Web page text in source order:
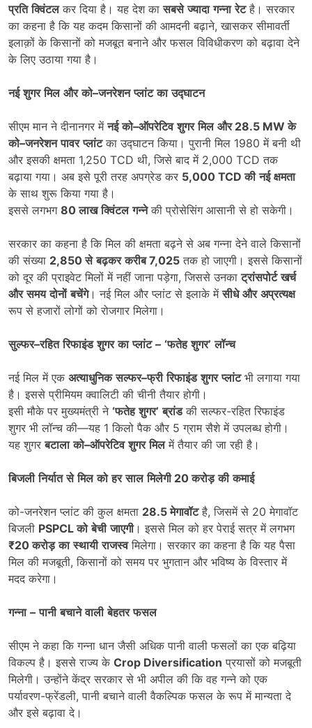
प्रति क्विंटलकर दिया है। यह देश कासबसे ज्यादा गन्ना रेटहै। सरकार
का कहना है कि यह कदम किसानों की आमदनी बढ़ाने, खासकर सीमावर्ती
इलाक़ों के किसानों को मजबूत बनाने और फसल विविधीकरण को बढ़ावा देने
के लिए उठाया गया है।
नई शुगर मिल और को–जनरेशन प्लांट का उद्घाटन
सीएम मान ने दीनानगर मेंनई को–ऑपरेटिव शुगर मिल और28.5 MWके
को–जनरेशन पावर प्लांटका उद्घाटन किया। पुरानी मिल 1980 में बनी थी
और इसकी क्षमता 1,250 TCD थी, जिसे बाद में 2,000 TCD तक
बढ़ाया गया। अब इसे पूरी तरह अपग्रेड कर 5,000 TCDकी नई क्षमता
के साथ शुरू किया गया है।
इससे लगभग 80लाख क्विंटल गन्नेकी प्रोसेसिंग आसानी से हो सकेगी।
सरकार का कहना है कि मिल की क्षमता बढ़ने से अब गन्ना देने वाले किसानों
की संख्या 2,850से बढ़कर करीब7,025 तक हो जाएगी। इससे किसानों
को दूर की प्राइवेट मिलों में नहीं जाना पड़ेगा, जिससे उनकाट्रांसपोर्ट खर्च
और समय दोनों बचेंगे। नई मिल और प्लांट से इलाके मेंसीधे और अप्रत्यक्ष
रूप से हजारों लोगों को रोजगार मिलेगा।
सुल्फर–रहित रिफाइंड शुगर का प्लांट – ‘फतेह शुगर’ लॉन्च
नई मिल में एक अत्याधुनिक सल्फर–फ्री रिफाइंड शुगर प्लांटभी लगाया गया
है। इससे प्रीमियम क्वालिटी की चीनी तैयार होगी।
इसी मौके पर मुख्यमंत्री ने ‘फतेह शुगर’ ब्रांडकी सल्फर-रहित रिफाइंड
शुगर भी लॉन्च की—यह 1 किलो पैक और 5 ग्राम सैशे में उपलब्ध होगी।
यह शुगरबटाला को–ऑपरेटिव शुगर मिलमें तैयार की जा रही है।
बिजली निर्यात से मिल को हर साल मिलेगी20करोड़ की कमाई
को-जनरेशन प्लांट की कुल क्षमता 28.5मेगावॉटहै, जिसमें से 20 मेगावॉट
बिजली PSPCLको बेची जाएगी। इससे मिल को हर पेराई सत्र में लगभग
₹20करोड़ का स्थायी राजस्वमिलेगा। सरकार का कहना है कि यह पैसा
मिल की मजबूती, किसानों को समय पर भुगतान और भविष्य के विस्तार में
मदद करेगा।
गन्ना – पानी बचाने वाली बेहतर फसल
सीएम ने कहा कि गन्ना धान जैसी अधिक पानी वाली फसलों का एक बढ़िया
विकल्प है। इससे राज्य के Crop Diversification प्रयासों को मजबूती
मिलेगी। उन्होंने केंद्र सरकार से भी अपील की कि वह गन्ने को एक
पर्यावरण-फ्रेंडली, पानी बचाने वाली वैकल्पिक फसल के रूप में मान्यता दे
और इसे बढ़ावा दे।